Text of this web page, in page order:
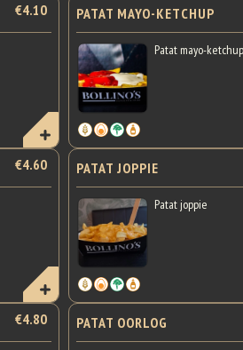
€4.10 PATAT MAYO-KETCHUP
Patat mayo-ketchup
€4.60 PATAT JOPPIE
Patat joppie
€4.80 PATAT OORLOG